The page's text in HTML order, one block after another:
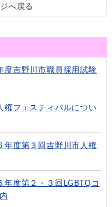
へ戻る
度吉野川市職員採用試験
権フェスティバルについ
年度第３回吉野川市人権
年度第２・３回LGBTQコ